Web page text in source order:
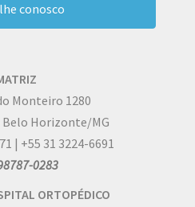
conosco
Monteiro 1280
Belo Horizonte/MG
| +55 31 3224-6691
0283
ORTOPÉDICO